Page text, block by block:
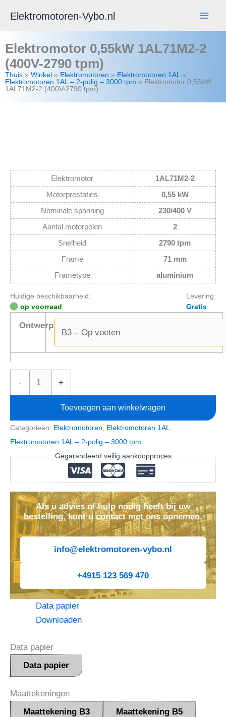
naar
inhoud
Elektromotoren-Vybo.nl
Elektromotor 0,55kW 1AL71M2-2
(400V-2790 tpm)
Thuis » Winkel » Elektromotoren » Elektromotoren 1AL »
Elektromotoren 1AL – 2-polig – 3000 tpm » Elektromotor 0,55kW
1AL71M2-2 (400V-2790 tpm)
Elektromotor
1AL71M2-2
Motorprestaties
0,55 kW
Nominale spanning
230/400 V
Aantal motorpolen
2
Snelheid
2790 tpm
Frame
71 mm
Frametype
aluminium
Huidige beschikbaarheid:
op voorraad
Levering:
Gratis
Ontwerp
-
2
(400V-
2790
tpm)
aantal
+
Toevoegen aan winkelwagen
Categorieën: Elektromotoren Elektromotoren 1AL
Elektromotoren 1AL – 2-polig – 3000 tpm
Gegarandeerd veilig aankoopproces
Als u advies of hulp nodig heeft bij uw
bestelling, kunt u contact met ons opnemen.
info@elektromotoren-vybo.nl
+4915 123 569 470
Data papier
Downloaden
Data papier
Data papier
Maattekeningen
Maattekening B3
Maattekening B5